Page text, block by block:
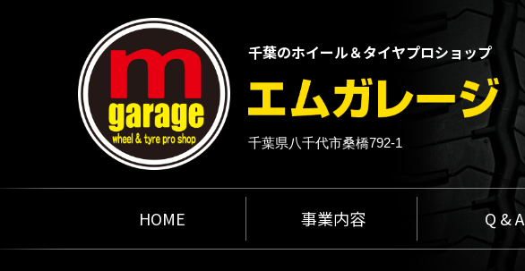
千葉のホイール＆タイヤプロショップ
千葉県八千代市桑橋792-1
HOME 事業内容 Q & A